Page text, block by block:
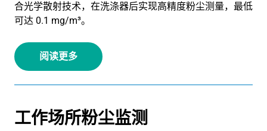
合光学散射技术，在洗涤器后实现高精度粉尘测量，最低
可达 0.1 mg/m³。
阅读更多
工作场所粉尘监测